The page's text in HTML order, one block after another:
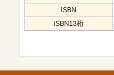
ISBN
ISBN13桁